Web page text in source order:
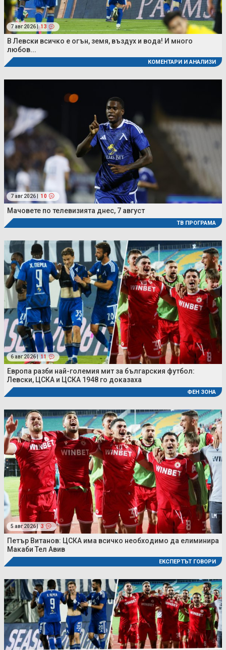
7 авг 2026 | 13
В Левски всичко е огън, земя, въздух и вода! И много
любов...
КОМЕНТАРИ И АНАЛИЗИ
7 авг 2026 | 10
Мачовете по телевизията днес, 7 август
ТВ ПРОГРАМА
6 авг 2026 | 11
Европа разби най-големия мит за българския футбол:
Левски, ЦСКА и ЦСКА 1948 го доказаха
ФЕН ЗОНА
5 авг 2026 | 3
Петър Витанов: ЦСКА има всичко необходимо да елиминира
Макаби Тел Авив
ЕКСПЕРТЪТ ГОВОРИ